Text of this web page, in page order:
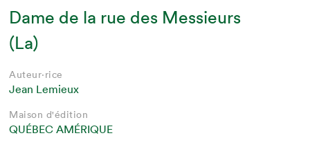
Dame de la rue des Messieurs
(La)
Auteur·rice
Jean Lemieux
Maison d'édition
QUÉBEC AMÉRIQUE